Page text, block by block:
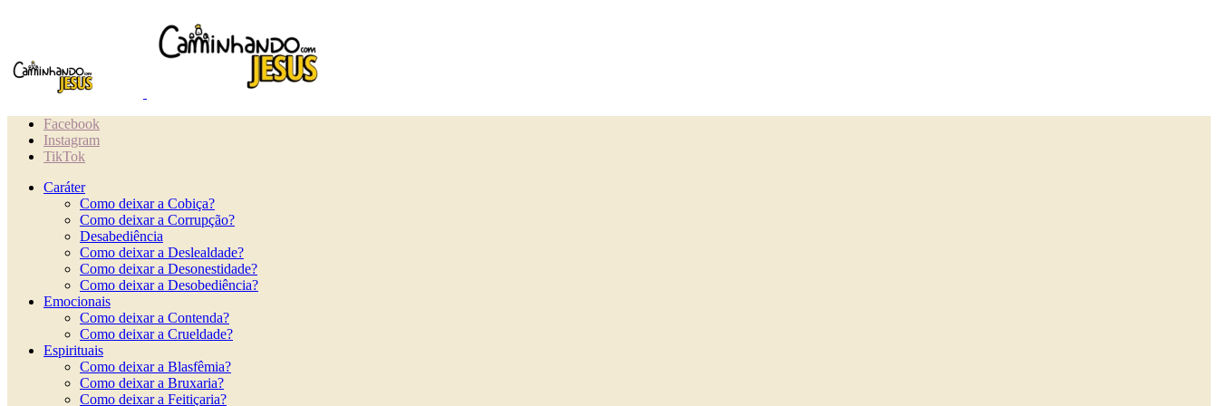
Facebook
Instagram
TikTok
Caráter
Como deixar a Cobiça?
Como deixar a Corrupção?
Desabediência
Como deixar a Deslealdade?
Como deixar a Desonestidade?
Como deixar a Desobediência?
Emocionais
Como deixar a Contenda?
Como deixar a Crueldade?
Espirituais
Como deixar a Blasfêmia?
Como deixar a Bruxaria?
Como deixar a Feitiçaria?